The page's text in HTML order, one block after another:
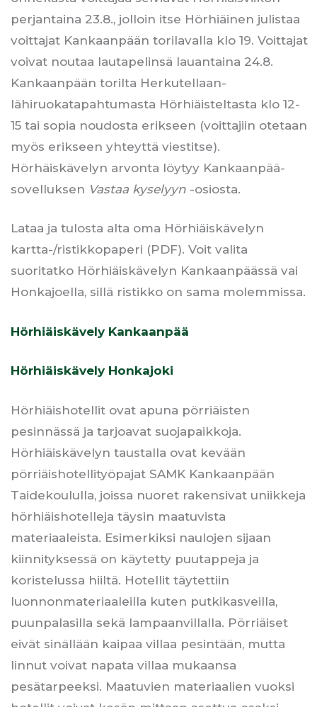
perjantaina 23.8., jolloin itse Hörhiäinen julistaa
voittajat Kankaanpään torilavalla klo 19. Voittajat
voivat noutaa lautapelinsä lauantaina 24.8.
Kankaanpään torilta Herkutellaan-
lähiruokatapahtumasta Hörhiäisteltasta klo 12-
15 tai sopia noudosta erikseen (voittajiin otetaan
myös erikseen yhteyttä viestitse).
Hörhäiskävelyn arvonta löytyy Kankaanpää-
sovelluksen Vastaa kyselyyn -osiosta.
Lataa ja tulosta alta oma Hörhiäiskävelyn
kartta-/ristikkopaperi (PDF). Voit valita
suoritatko Hörhiäiskävelyn Kankaanpäässä vai
Honkajoella, sillä ristikko on sama molemmissa.
Hörhiäiskävely Kankaanpää
Hörhiäiskävely Honkajoki
Hörhiäishotellit ovat apuna pörriäisten
pesinnässä ja tarjoavat suojapaikkoja.
Hörhiäiskävelyn taustalla ovat kevään
pörriäishotellityöpajat SAMK Kankaanpään
Taidekoululla, joissa nuoret rakensivat uniikkeja
hörhiäishotelleja täysin maatuvista
materiaaleista. Esimerkiksi naulojen sijaan
kiinnityksessä on käytetty puutappeja ja
koristelussa hiiltä. Hotellit täytettiin
luonnonmateriaaleilla kuten putkikasveilla,
puunpalasilla sekä lampaanvillalla. Pörriäiset
eivät sinällään kaipaa villaa pesintään, mutta
linnut voivat napata villaa mukaansa
pesätarpeeksi. Maatuvien materiaalien vuoksi